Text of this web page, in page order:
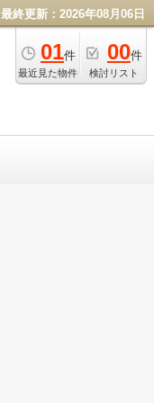
最終更新：2026年08月06日
01件
最近見た物件
00件
検討リスト